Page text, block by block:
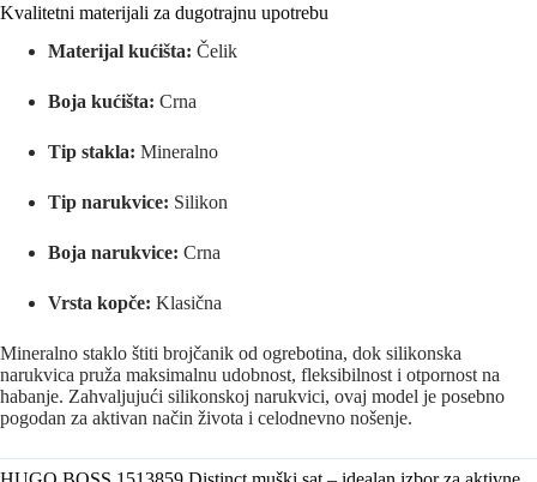
Kvalitetni materijali za dugotrajnu upotrebu
Materijal kućišta: Čelik
Boja kućišta: Crna
Tip stakla: Mineralno
Tip narukvice: Silikon
Boja narukvice: Crna
Vrsta kopče: Klasična
Mineralno staklo štiti brojčanik od ogrebotina, dok silikonska
narukvica pruža maksimalnu udobnost, fleksibilnost i otpornost na
habanje. Zahvaljujući silikonskoj narukvici, ovaj model je posebno
pogodan za aktivan način života i celodnevno nošenje.